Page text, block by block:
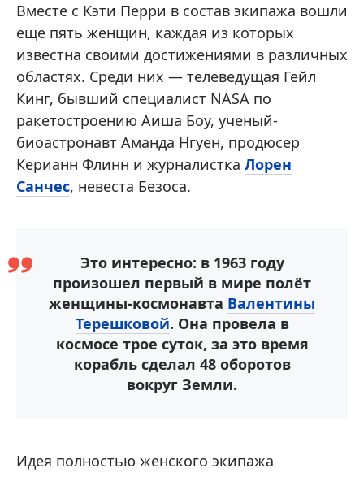
Вместе с Кэти Перри в состав экипажа вошли
еще пять женщин, каждая из которых
известна своими достижениями в различных
областях. Среди них — телеведущая Гейл
Кинг, бывший специалист NASA по
ракетостроению Аиша Боу, ученый-
биоастронавт Аманда Нгуен, продюсер
Керианн Флинн и журналистка Лорен
Санчес, невеста Безоса.
Это интересно: в 1963 году
произошел первый в мире полёт
женщины-космонавта Валентины
Терешковой. Она провела в
космосе трое суток, за это время
корабль сделал 48 оборотов
вокруг Земли.
Идея полностью женского экипажа